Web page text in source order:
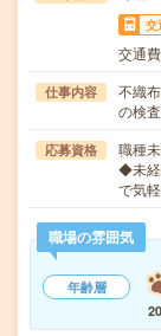
交
交通
仕事内容
不織
の検
応募資格
職種
◆未経
で気
職場の雰囲気
年齢層